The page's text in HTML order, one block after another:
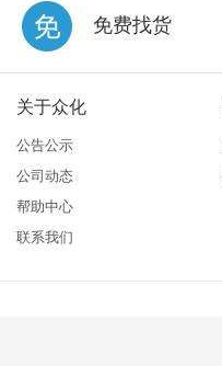
免费找货
关于众化
公告公示
公司动态
帮助中心
联系我们